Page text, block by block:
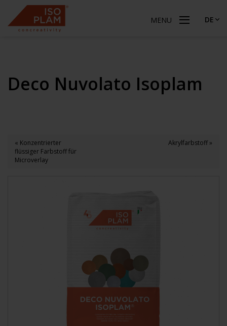
MENU DE
Deco Nuvolato Isoplam
« Konzentrierter
flüssiger Farbstoff für
Microverlay
Akrylfarbstoff »